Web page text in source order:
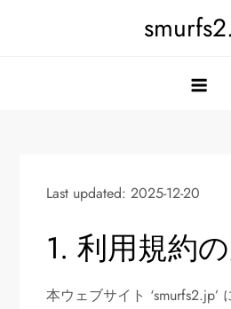
Last updated: 2025-12-20
1. 利用規約
本ウェブサイト ‘smurfs2.jp’